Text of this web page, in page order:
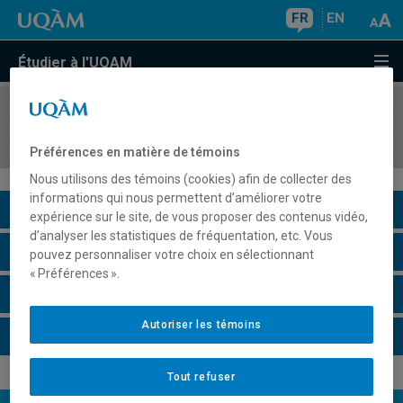
FR EN
Étudier à l'UQAM
COURS//
Description du cours
Horaire - Été 2026
Préférences en matière de témoins
Nous utilisons des témoins (cookies) afin de collecter des
informations qui nous permettent d’améliorer votre
expérience sur le site, de vous proposer des contenus vidéo,
d’analyser les statistiques de fréquentation, etc. Vous
pouvez personnaliser votre choix en sélectionnant
« Préférences ».
Tout refuser
Autoriser les témoins